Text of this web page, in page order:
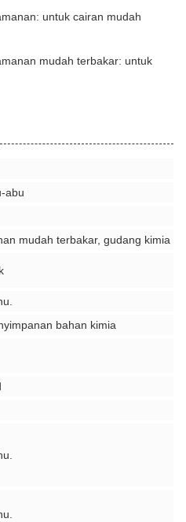
untuk cairan mudah
mudah terbakar: untuk
abu
mudah terbakar, gudang kimia
bahan kimia